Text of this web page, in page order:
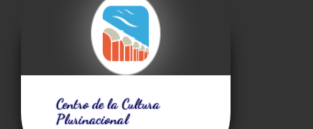
Centro de la Cultura
Plurinacional